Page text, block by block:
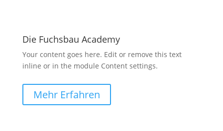
Die Fuchsbau Academy
Your content goes here. Edit or remove this text
inline or in the module Content settings.
Mehr Erfahren